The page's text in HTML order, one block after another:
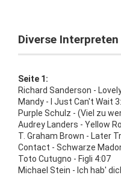
Diverse
Seite 1:
Richard Sanderson -
Mandy - I Just Can't Wait
Purple Schulz - (Viel zu
Audrey Landers - Yellow
T. Graham Brown - Later
Contact - Schwarze
Toto Cutugno - Figli 4:07
Michael Stein - Ich hab'